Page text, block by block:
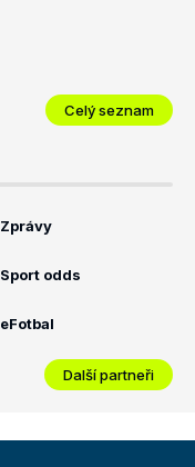
Celý seznam
Zprávy
Sport odds
eFotbal
Další partneři